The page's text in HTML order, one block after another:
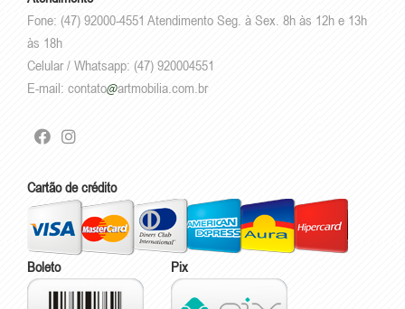
Fone: (47) 92000-4551 Atendimento Seg. à Sex. 8h às 12h e 13h
às 18h
Celular / Whatsapp: (47) 920004551
E-mail: contato artmobilia.com.br
Cartão de crédito
Boleto Pix